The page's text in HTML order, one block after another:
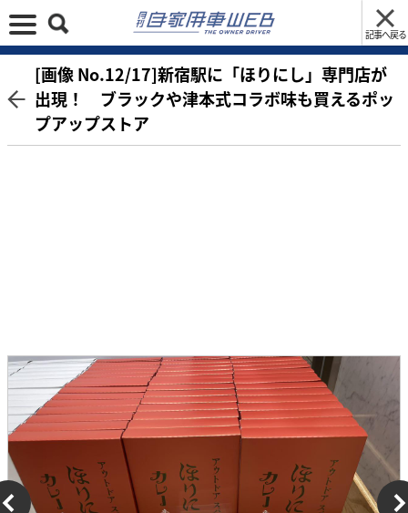
記事へ戻る
[画像 No.12/17]新宿駅に「ほりにし」専門店が
出現！ ブラックや津本式コラボ味も買えるポッ
プアップストア